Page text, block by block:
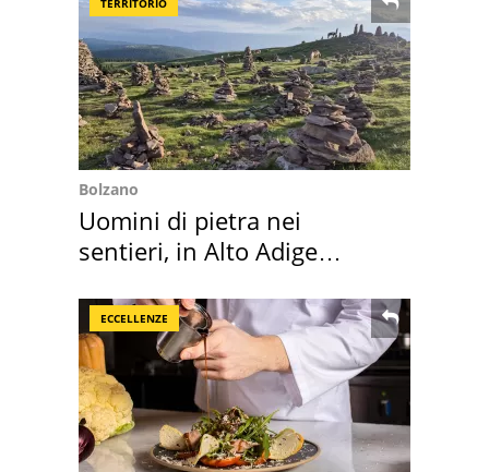
TERRITORIO
Bolzano
Uomini di pietra nei
sentieri, in Alto Adige
ECCELLENZE